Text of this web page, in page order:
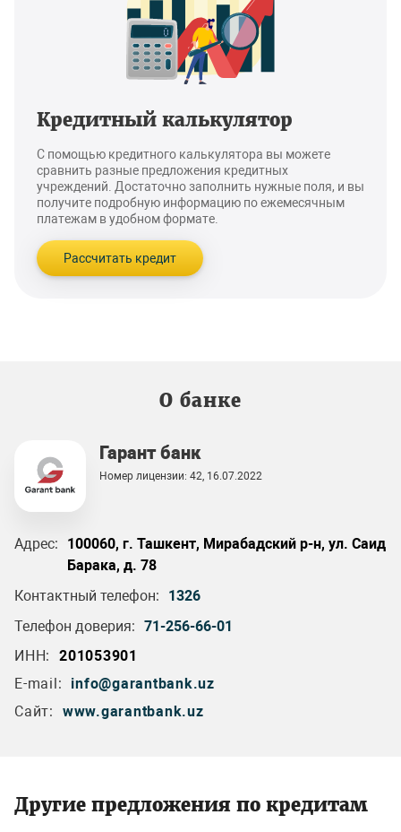
Кредитный калькулятор
С помощью кредитного калькулятора вы можете
сравнить разные предложения кредитных
учреждений. Достаточно заполнить нужные поля, и вы
получите подробную информацию по ежемесячным
платежам в удобном формате.
Рассчитать кредит
О банке
Гарант банк
Номер лицензии: 42, 16.07.2022
Адрес:
100060, г. Ташкент, Мирабадский р-н, ул. Саид
Барака, д. 78
Контактный телефон:
1326
Телефон доверия: 71-256-66-01
ИНН:
201053901
E-mail:
info@garantbank.uz
Сайт:
www.garantbank.uz
Другие предложения по кредитам